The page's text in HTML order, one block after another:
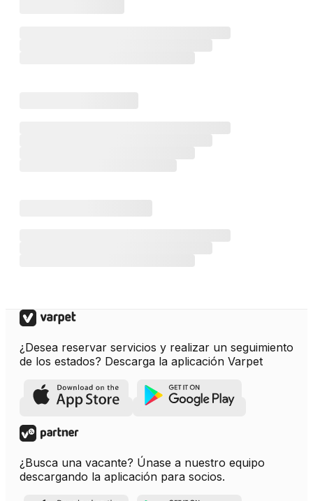
¿Desea reservar servicios y realizar un seguimiento
de los estados? Descarga la aplicación Varpet
¿Busca una vacante? Únase a nuestro equipo
descargando la aplicación para socios.